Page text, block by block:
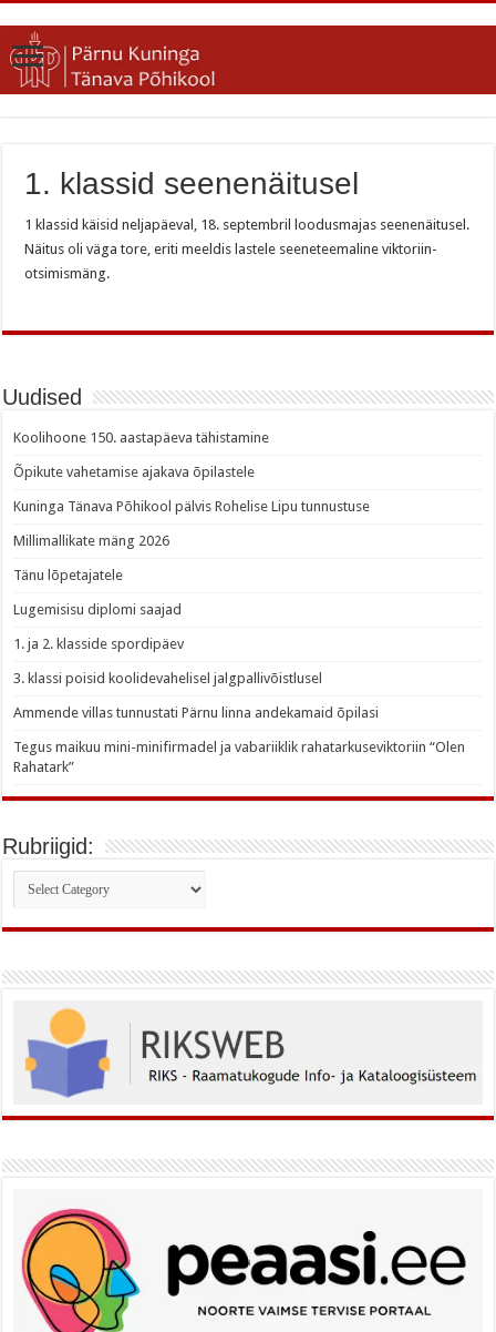
1. klassid seenenäitusel
1 klassid käisid neljapäeval, 18. septembril loodusmajas seenenäitusel.
Näitus oli väga tore, eriti meeldis lastele seeneteemaline viktoriin-
otsimismäng.
Uudised
Koolihoone 150. aastapäeva tähistamine
Õpikute vahetamise ajakava õpilastele
Kuninga Tänava Põhikool pälvis Rohelise Lipu tunnustuse
Millimallikate mäng 2026
Tänu lõpetajatele
Lugemisisu diplomi saajad
1. ja 2. klasside spordipäev
3. klassi poisid koolidevahelisel jalgpallivõistlusel
Ammende villas tunnustati Pärnu linna andekamaid õpilasi
Tegus maikuu mini-minifirmadel ja vabariiklik rahatarkuseviktoriin “Olen
Rahatark”
Rubriigid:
Rubriigid: